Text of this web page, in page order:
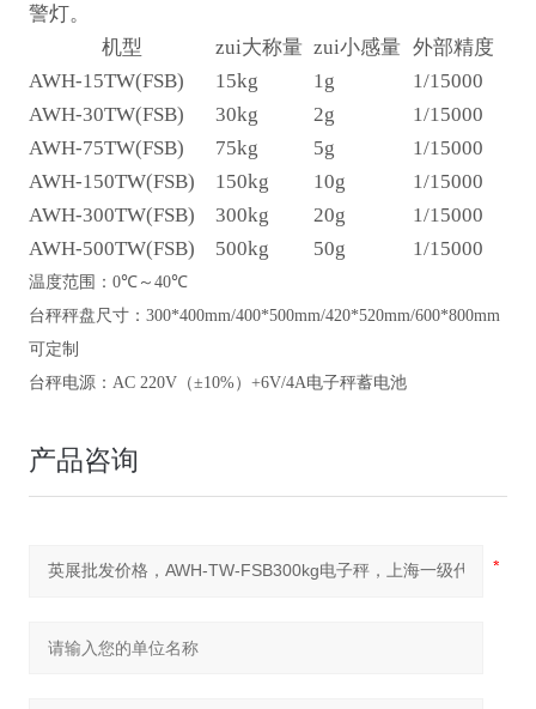
警灯。
机型
zui大称量 zui小感量 外部精度
AWH-15TW(FSB)
15kg 1g
1/15000
AWH-30TW(FSB)
30kg 2g
1/15000
AWH-75TW(FSB)
75kg 5g
1/15000
AWH-150TW(FSB)
150kg 10g
1/15000
AWH-300TW(FSB)
300kg 20g
1/15000
AWH-500TW(FSB)
500kg 50g 1/15000
温度范围： 0℃～ 40℃
台秤秤盘尺寸： 300*400mm/400*500mm/420*520mm/600*800mm
可定制
台秤电源： AC 220V（±10%） +6V/4A电子秤蓄电池
产品咨询